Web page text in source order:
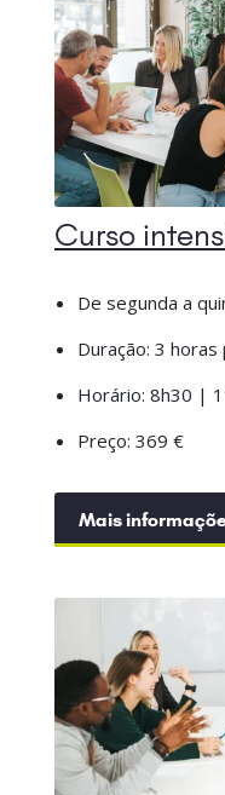
Curso
De segunda a
Duração: 3
Horário: 8h30 |
Preço: 369 €
Mais